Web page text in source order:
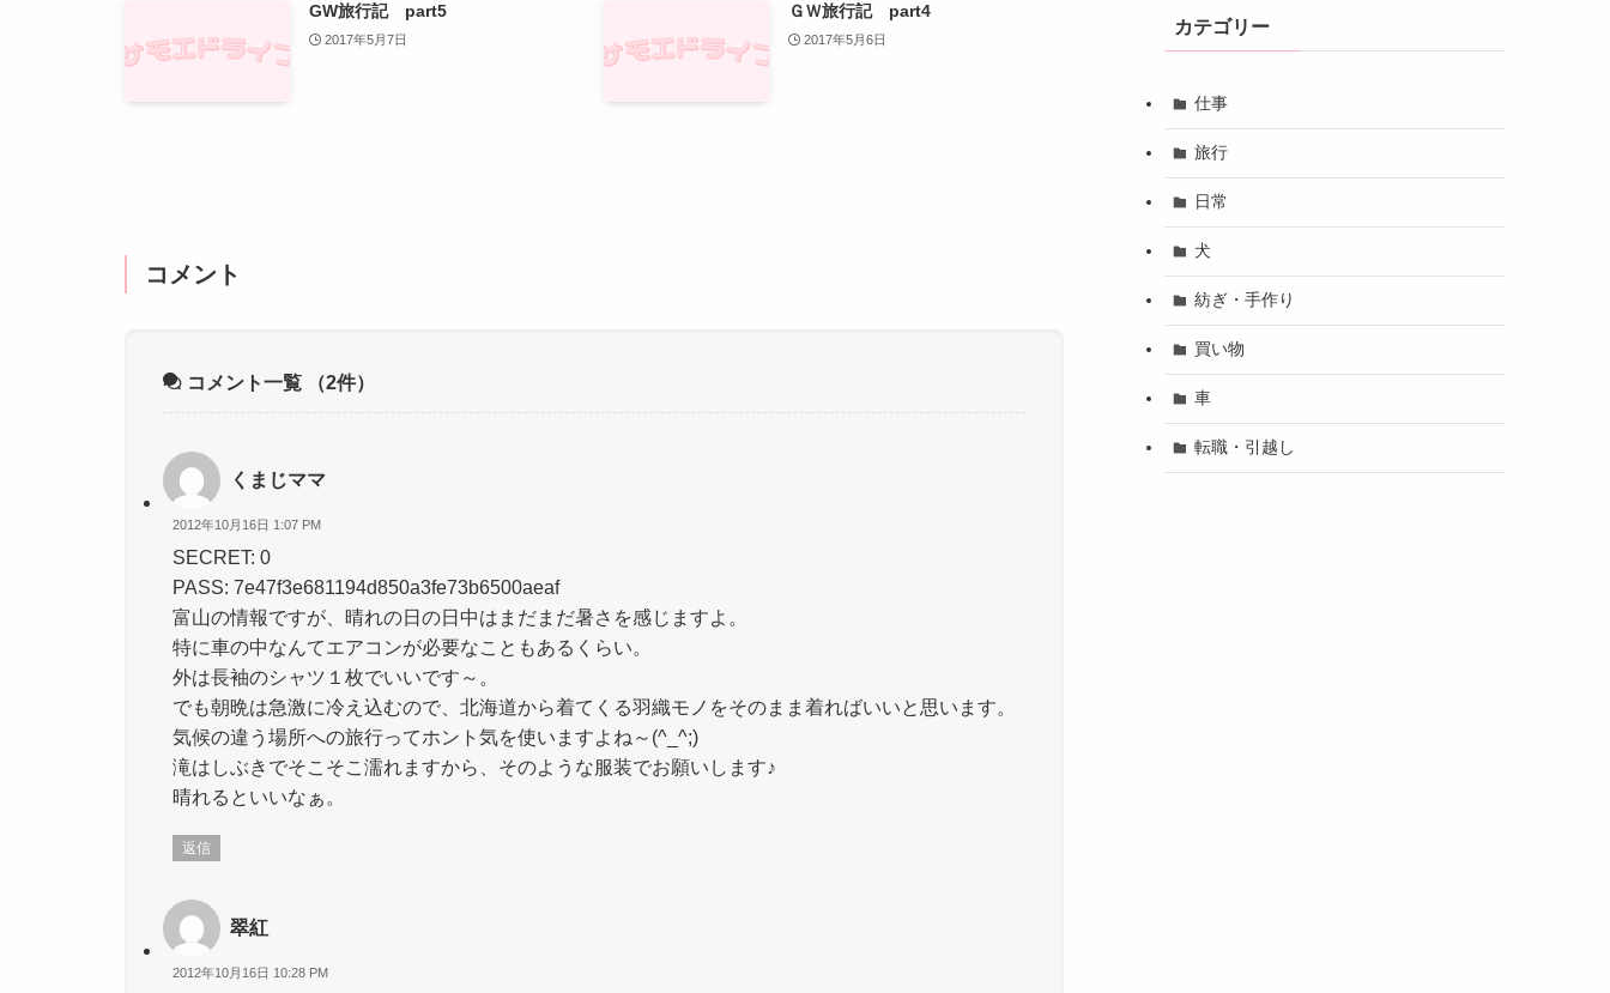
GW旅行記 part5
2017年5月7日
ＧＷ旅行記 part4
2017年5月6日
コメント
コメント一覧 （2件）
くまじママ
2012年10月16日 1:07 PM
SECRET: 0
PASS: 7e47f3e681194d850a3fe73b6500aeaf
富山の情報ですが、晴れの日の日中はまだまだ暑さを感じますよ。
特に車の中なんてエアコンが必要なこともあるくらい。
外は長袖のシャツ１枚でいいです～。
でも朝晩は急激に冷え込むので、北海道から着てくる羽織モノをそのまま着ればいいと思います。
気候の違う場所への旅行ってホント気を使いますよね～(^_^;)
滝はしぶきでそこそこ濡れますから、そのような服装でお願いします♪
晴れるといいなぁ。
返信
翠紅
2012年10月16日 10:28 PM
カテゴリー
仕事
旅行
日常
犬
紡ぎ・手作り
買い物
車
転職・引越し